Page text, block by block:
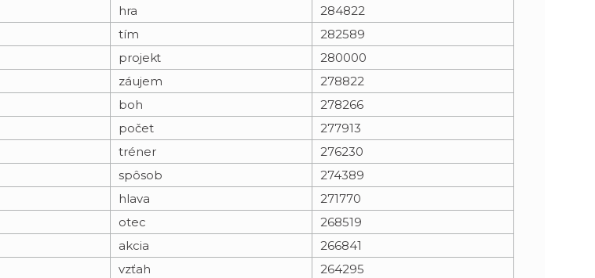
hra
284822
tím
282589
projekt
280000
záujem
278822
boh
278266
počet
277913
tréner
276230
spôsob
274389
hlava
271770
otec
268519
akcia
266841
vzťah
264295